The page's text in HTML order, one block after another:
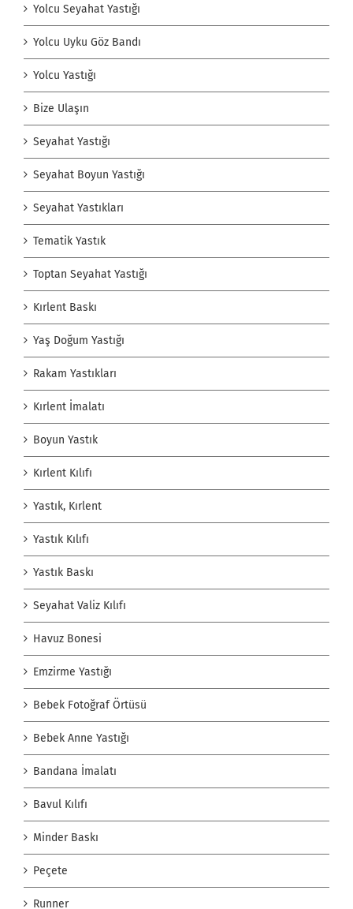
Yolcu Seyahat Yastığı
Yolcu Uyku Göz Bandı
Yolcu Yastığı
Bize Ulaşın
Seyahat Yastığı
Seyahat Boyun Yastığı
Seyahat Yastıkları
Tematik Yastık
Toptan Seyahat Yastığı
Kırlent Baskı
Yaş Doğum Yastığı
Rakam Yastıkları
Kırlent İmalatı
Boyun Yastık
Kırlent Kılıfı
Yastık, Kırlent
Yastık Kılıfı
Yastık Baskı
Seyahat Valiz Kılıfı
Havuz Bonesi
Emzirme Yastığı
Bebek Fotoğraf Örtüsü
Bebek Anne Yastığı
Bandana İmalatı
Bavul Kılıfı
Minder Baskı
Peçete
Runner